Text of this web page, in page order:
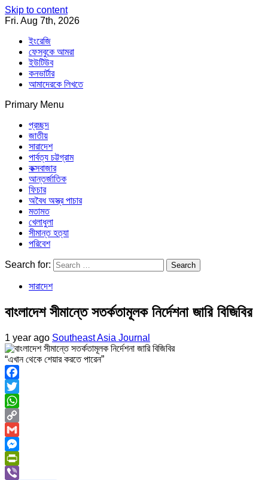
Skip to content
Fri. Aug 7th, 2026
ইংরেজি
ফেসবুকে আমরা
ইউটিউব
কনভার্টার
আমাদেরকে লিখতে
Primary Menu
Southeast Asia Journal
প্রচ্ছদ
জাতীয়
সারাদেশ
পার্বত্য চট্টগ্রাম
কক্সবাজার
আন্তর্জাতিক
ফিচার
অবৈধ অস্ত্র পাচার
মতামত
খেলাধুলা
সীমান্ত হত্যা
পরিবেশ
Search for:
সারাদেশ
বাংলাদেশ সীমান্তে সতর্কতামূলক নির্দেশনা জারি বিজিবির
1 year ago Southeast Asia Journal
“এখান থেকে শেয়ার করতে পারেন”
Facebook
Twitter
WhatsApp
Copy
Link
Gmail
Messenger
PrintFriendly